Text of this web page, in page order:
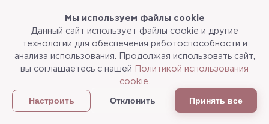
Мы используем файлы cookie
Данный сайт использует файлы cookie и другие
технологии для обеспечения работоспособности и
анализа использования. Продолжая использовать сайт,
вы соглашаетесь с нашей
Политикой использования
cookie
Настроить Отклонить Принять все
Каталог О компании
3d-тур
Сотрудничество Доставка и упаковка
Политика конфиденциальности